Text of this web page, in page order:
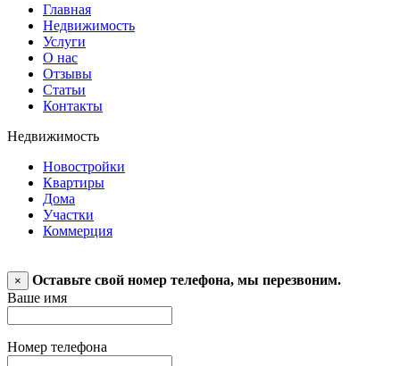
Главная
Недвижимость
Услуги
О нас
Отзывы
Статьи
Контакты
Недвижимость
Новостройки
Квартиры
Дома
Участки
Коммерция
×
Оставьте свой номер телефона, мы перезвоним.
Ваше имя
Номер телефона